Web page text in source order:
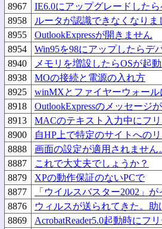
8967
IE6.0にアップグレードした
8958
ルータが認識できなくなりま
8955
OutlookExpressが開きません
8954
Win95を98にアップしたらデ
8940
メモリを増設したらOSが起
8938
MOの接続と電源の入れ方
8925
winMXとファイヤーウォール
8918
OutlookExpressのメッセージ
8913
MACのテキスト入力中にフ
8900
自HP上で特定のサイトへの
8888
画面の設定が適用されません
8887
これで大丈夫でしょうか？
8879
XPの動作保証のないPCで
8877
「ウイルスバスター2002」
8876
ウィルスが送られてきた。助
8869
AcrobatReader5.0起動時にフ